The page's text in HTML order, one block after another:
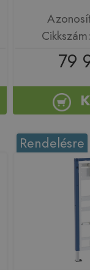
79
Rendelésre